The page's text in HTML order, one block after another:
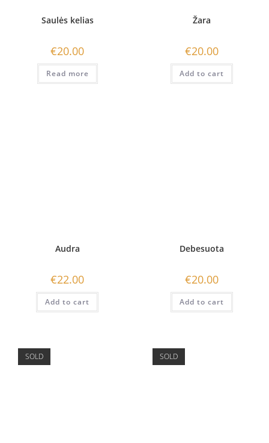
Saulės kelias
€20.00
Read more
Žara
€20.00
Add to cart
Audra
€22.00
Add to cart
Debesuota
€20.00
Add to cart
SOLD SOLD